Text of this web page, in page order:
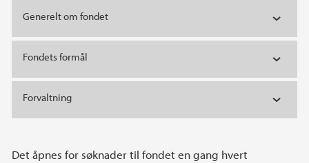
Main content
Generelt om fondet
Fondets formål
Forvaltning
Det åpnes for søknader til fondet en gang hvert